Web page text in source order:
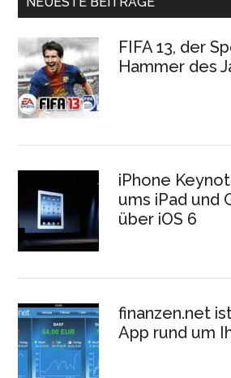
FIFA 13, der
Hammer des
iPhone
ums iPad und
über iOS 6
finanzen.net
App rund um